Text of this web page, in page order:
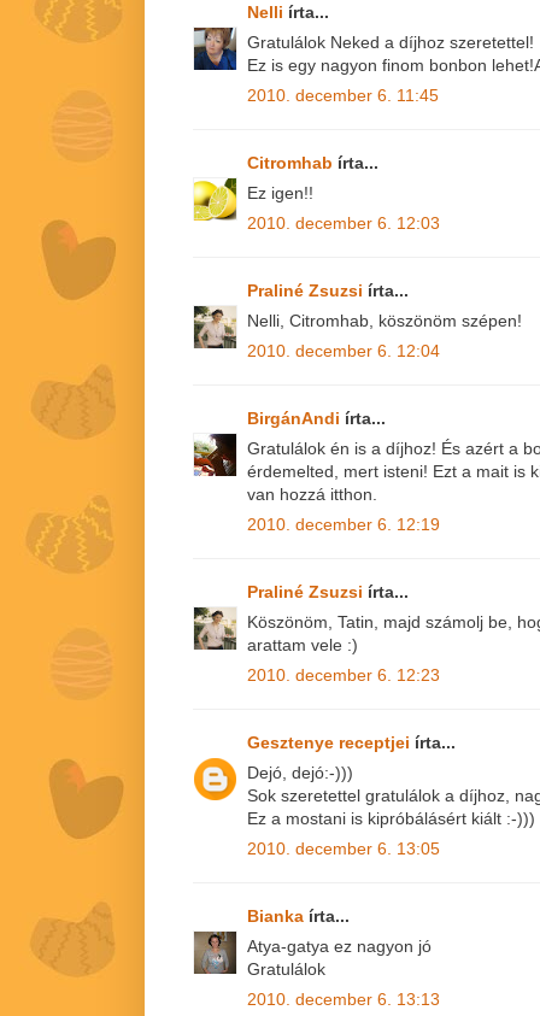
Nelli írta...
Gratulálok Neked a díjhoz szeretettel!
Ez is egy nagyon finom bonbon
2010. december 6. 11:45
Citromhab írta...
Ez igen!!
2010. december 6. 12:03
Praliné Zsuzsi írta...
Nelli, Citromhab, köszönöm szépen!
2010. december 6. 12:04
BirgánAndi írta...
Gratulálok én is a díjhoz! És azért a
érdemelted, mert isteni! Ezt a mait is
van hozzá itthon.
2010. december 6. 12:19
Praliné Zsuzsi írta...
Köszönöm, Tatin, majd számolj be,
arattam vele :)
2010. december 6. 12:23
Gesztenye receptjei írta...
Dejó, dejó:-)))
Sok szeretettel gratulálok a díjhoz,
Ez a mostani is kipróbálásért kiált :-)))
2010. december 6. 13:05
Bianka írta...
Atya-gatya ez nagyon jó
Gratulálok
2010. december 6. 13:13